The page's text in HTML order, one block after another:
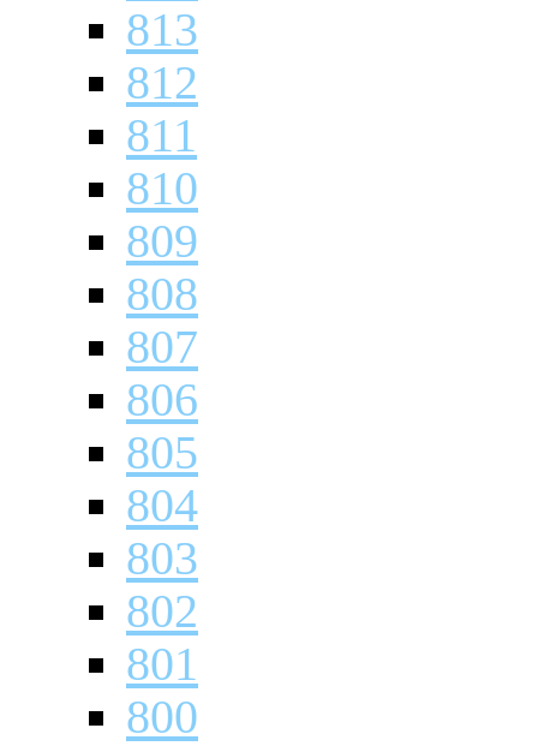
813
812
811
810
809
808
807
806
805
804
803
802
801
800